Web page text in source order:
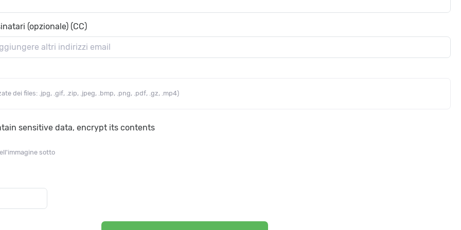
(opzionale) (CC)
dei files: .jpg, .gif, .zip, .jpeg, .bmp, .png, .pdf, .gz, .mp4)
sensitive data, encrypt its contents
sotto